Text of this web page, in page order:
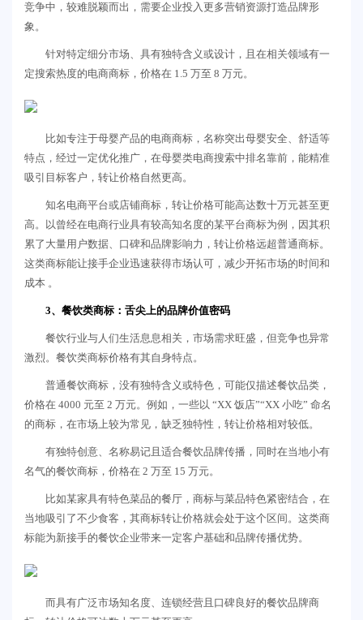
竞争中，较难脱颖而出，需要企业投入更多营销资源打造品牌形
象。
针对特定细分市场、具有独特含义或设计，且在相关领域有一
定搜索热度的电商商标，价格在 1.5 万至 8 万元。
比如专注于母婴产品的电商商标，名称突出母婴安全、舒适等
特点，经过一定优化推广，在母婴类电商搜索中排名靠前，能精准
吸引目标客户，转让价格自然更高。
知名电商平台或店铺商标，转让价格可能高达数十万元甚至更
高。以曾经在电商行业具有较高知名度的某平台商标为例，因其积
累了大量用户数据、口碑和品牌影响力，转让价格远超普通商标。
这类商标能让接手企业迅速获得市场认可，减少开拓市场的时间和
成本 。
3、餐饮类商标：舌尖上的品牌价值密码
餐饮行业与人们生活息息相关，市场需求旺盛，但竞争也异常
激烈。餐饮类商标价格有其自身特点。
普通餐饮商标，没有独特含义或特色，可能仅描述餐饮品类，
价格在 4000 元至 2 万元。例如，一些以 “XX 饭店”“XX 小吃” 命名
的商标，在市场上较为常见，缺乏独特性，转让价格相对较低。
有独特创意、名称易记且适合餐饮品牌传播，同时在当地小有
名气的餐饮商标，价格在 2 万至 15 万元。
比如某家具有特色菜品的餐厅，商标与菜品特色紧密结合，在
当地吸引了不少食客，其商标转让价格就会处于这个区间。这类商
标能为新接手的餐饮企业带来一定客户基础和品牌传播优势。
而具有广泛市场知名度、连锁经营且口碑良好的餐饮品牌商